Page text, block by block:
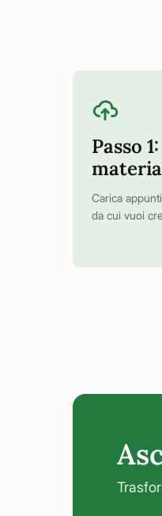
Passo
Carica
da cui vuoi